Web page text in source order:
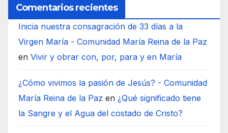
Comentarios recientes
Inicia nuestra consagración de 33 días a la
Virgen María - Comunidad María Reina de la Paz
en Vivir y obrar con, por, para y en María
¿Cómo vivimos la pasión de Jesús? - Comunidad
María Reina de la Paz en ¿Qué significado tiene
la Sangre y el Agua del costado de Cristo?